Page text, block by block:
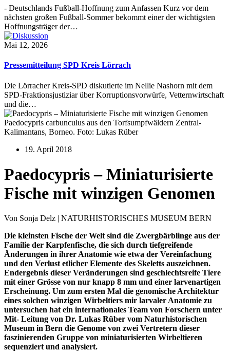
- Deutschlands Fußball-Hoffnung zum Anfassen Kurz vor dem
nächsten großen Fußball-Sommer bekommt einer der wichtigsten
Hoffnungsträger der…
Mai 12, 2026
Pressemitteilung SPD Kreis Lörrach
Die Lörracher Kreis-SPD diskutierte im Nellie Nashorn mit dem
SPD-Fraktionsjustiziar über Korruptionsvorwürfe, Vetternwirtschaft
und die…
Paedocypris carbunculus aus den Torfsumpfwäldern Zentral-
Kalimantans, Borneo. Foto: Lukas Rüber
19. April 2018
Paedocypris – Miniaturisierte
Fische mit winzigen Genomen
Von Sonja Delz | NATURHISTORISCHES MUSEUM BERN
Die kleinsten Fische der Welt sind die Zwergbärblinge aus der
Familie der Karpfenfische, die sich durch tiefgreifende
Änderungen in ihrer Anatomie wie etwa der Vereinfachung
und den Verlust etlicher Elemente des Skeletts auszeichnen.
Endergebnis dieser Veränderungen sind geschlechtsreife Tiere
mit einer Grösse von nur knapp 8 mm und einer larvenartigen
Erscheinung. Um zum ersten Mal die genomische Architektur
eines solchen winzigen Wirbeltiers mir larvaler Anatomie zu
untersuchen hat ein internationales Team von Forschern unter
Mit- Leitung von Dr. Lukas Rüber vom Naturhistorischen
Museum in Bern die Genome von zwei Vertretern dieser
faszinierenden Gruppe von miniaturisierten Wirbeltieren
sequenziert und analysiert.